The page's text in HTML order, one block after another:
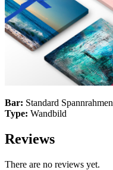
Bar: Standard Spannrahmen
Type: Wandbild
Reviews
There are no reviews yet.